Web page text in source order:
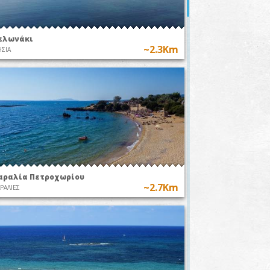
~2.3Km
Πετροχωρίου
~2.7Km